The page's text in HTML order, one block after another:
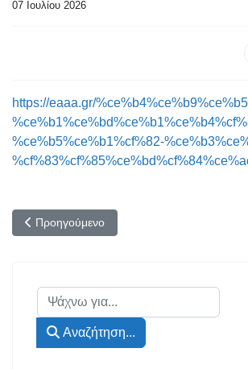
07 Ιουλίου 2026
https://eaaa.gr/
%ce%b5%ce%b1%cf%82-
Προηγούμενο άρθρο: ΔΕΝ ΕΙΝΑΙ ΠΙΑ ΜΑΖΙ
Προηγούμενο
Αναζήτηση...
Αναζήτηση...